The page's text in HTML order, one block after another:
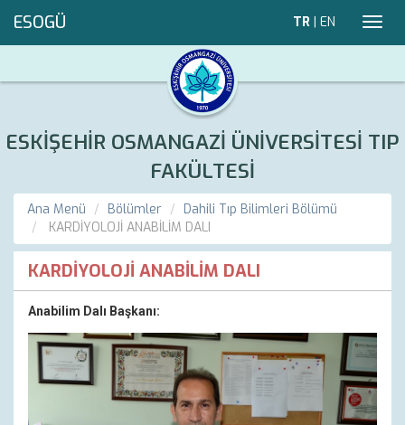
ESOGÜ TR | EN
ESKİŞEHİR OSMANGAZİ ÜNİVERSİTESİ TIP
FAKÜLTESİ
Ana Menü Bölümler
Dahili Tıp Bilimleri Bölümü
KARDİYOLOJİ ANABİLİM DALI
KARDİYOLOJİ ANABİLİM DALI
Anabilim Dalı Başkanı: